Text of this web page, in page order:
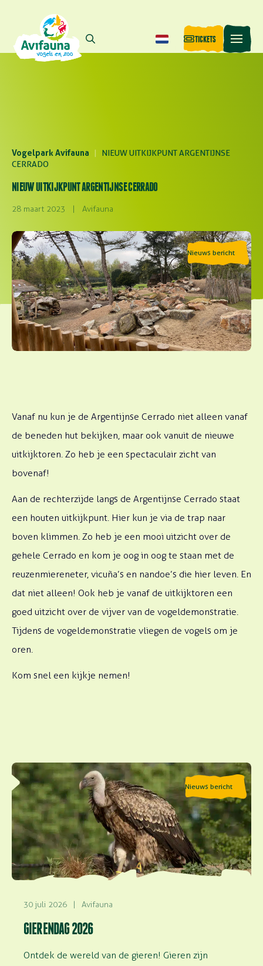
TICKETS
Vogelpark Avifauna |
NIEUW UITKIJKPUNT ARGENTIJNSE
CERRADO
NIEUW UITKIJKPUNT ARGENTIJNSE CERRADO
28 maart 2023 | Avifauna
Nieuws bericht
Vanaf nu kun je de Argentijnse Cerrado niet alleen vanaf
de beneden hut bekijken, maar ook vanuit de nieuwe
uitkijktoren. Zo heb je een spectaculair zicht van
bovenaf!
Aan de rechterzijde langs de Argentijnse Cerrado staat
een houten uitkijkpunt. Hier kun je via de trap naar
boven klimmen. Zo heb je een mooi uitzicht over de
gehele Cerrado en kom je oog in oog te staan met de
reuzenmiereneter, vicuña’s en nandoe’s die hier leven. En
dat niet alleen! Ook heb je vanaf de uitkijktoren een
goed uitzicht over de vijver van de vogeldemonstratie.
Tijdens de vogeldemonstratie vliegen de vogels om je
oren.
Kom snel een kijkje nemen!
Nieuws bericht
30 juli 2026 | Avifauna
GIERENDAG 2026
Ontdek de wereld van de gieren! Gieren zijn
Lees meer over Gierendag 2026